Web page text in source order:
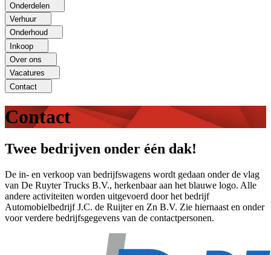
Onderdelen
Verhuur
Onderhoud
Inkoop
Over ons
Vacatures
Contact
Contact
Twee bedrijven onder één dak!
De in- en verkoop van bedrijfswagens wordt gedaan onder de vlag
van De Ruyter Trucks B.V., herkenbaar aan het blauwe logo. Alle
andere activiteiten worden uitgevoerd door het bedrijf
Automobielbedrijf J.C. de Ruijter en Zn B.V. Zie hiernaast en onder
voor verdere bedrijfsgegevens van de contactpersonen.